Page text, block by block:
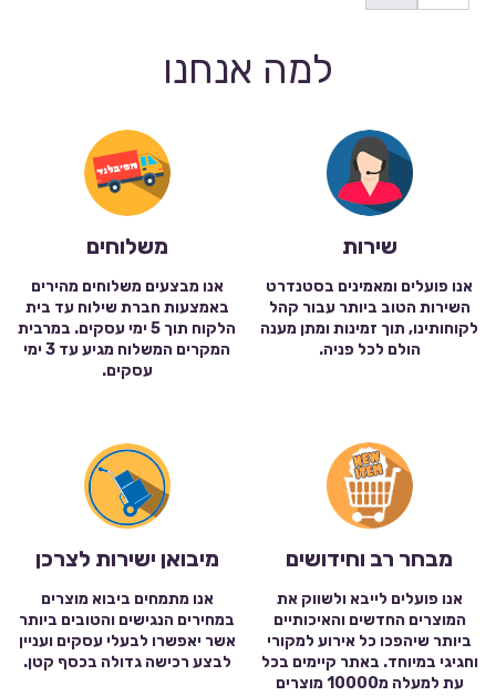
למה אנחנו
שירות
אנו פועלים ומאמינים בסטנדרט
השירות הטוב ביותר עבור קהל
לקוחותינו, תוך זמינות ומתן מענה
הולם לכל פניה.
משלוחים
אנו מבצעים משלוחים מהירים
באמצעות חברת שילוח עד בית
הלקוח תוך 5 ימי עסקים. במרבית
המקרים המשלוח מגיע עד 3 ימי
עסקים.
מבחר רב וחידושים
אנו פועלים לייבא ולשווק את
המוצרים החדשים והאיכותיים
ביותר שיהפכו כל אירוע למקורי
וחגיגי במיוחד. באתר קיימים בכל
עת למעלה מ10000 מוצרים
מיבואן ישירות לצרכן
אנו מתמחים ביבוא מוצרים
במחירים הנגישים והטובים ביותר
אשר יאפשרו לבעלי עסקים ועניין
לבצע רכישה גדולה בכסף קטן.